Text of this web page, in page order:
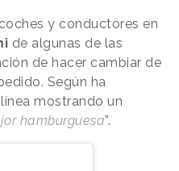
y conductores en
de algunas de las
de hacer cambiar de
Según ha
mostrando un
hamburguesa”.